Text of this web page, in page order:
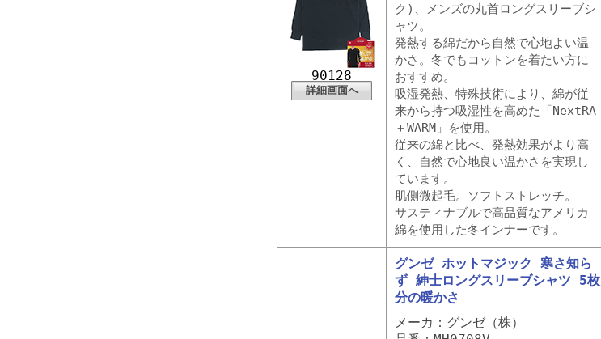
90128
詳細画面へ
ク)、メンズの丸首ロングスリーブシ
ャツ。
発熱する綿だから自然で心地よい温
かさ。冬でもコットンを着たい方に
おすすめ。
吸湿発熱、特殊技術により、綿が従
来から持つ吸湿性を高めた「NextRA
＋WARM」を使用。
従来の綿と比べ、発熱効果がより高
く、自然で心地良い温かさを実現し
ています。
肌側微起毛。ソフトストレッチ。
サスティナブルで高品質なアメリカ
綿を使用した冬インナーです。
グンゼ ホットマジック 寒さ知ら
ず 紳士ロングスリーブシャツ 5枚
分の暖かさ
メーカ：グンゼ（株）